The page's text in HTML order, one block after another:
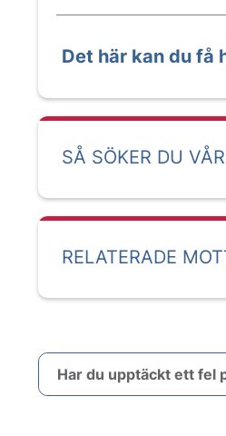
Det här kan du få
SÅ SÖKER DU
RELATERADE
Har du upptäckt ett fel